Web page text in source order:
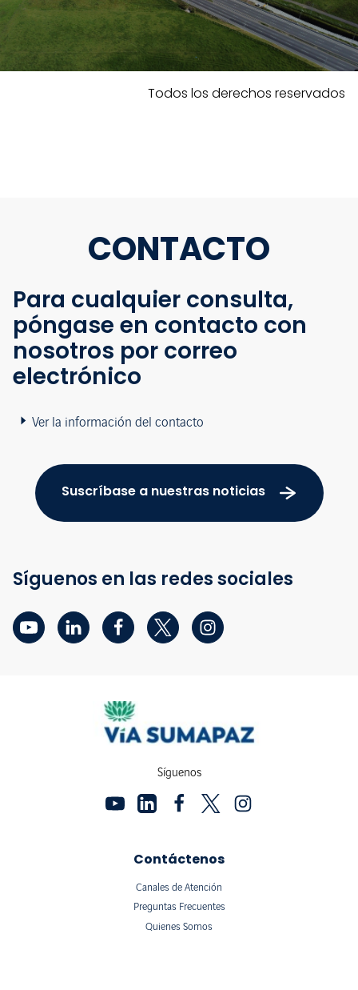
Todos los derechos reservados
CONTACTO
Para cualquier consulta,
póngase en contacto con
nosotros por correo
electrónico
Ver la información del contacto
Suscríbase a nuestras noticias
Síguenos en las redes sociales
Síguenos
Contáctenos
Canales de Atención
Preguntas Frecuentes
Quienes Somos